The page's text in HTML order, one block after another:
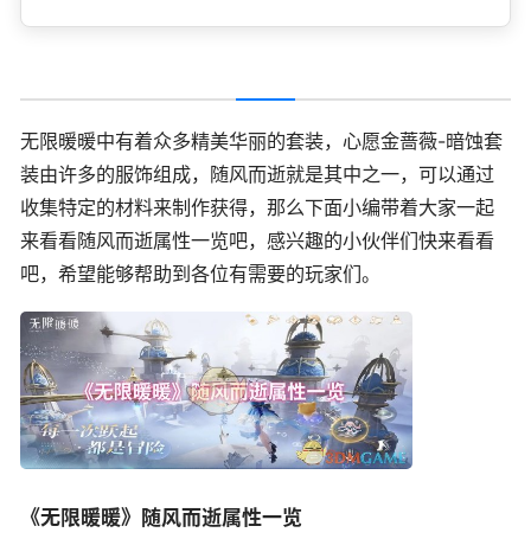
无限暖暖中有着众多精美华丽的套装，心愿金蔷薇-暗蚀套
装由许多的服饰组成，随风而逝就是其中之一，可以通过
收集特定的材料来制作获得，那么下面小编带着大家一起
来看看随风而逝属性一览吧，感兴趣的小伙伴们快来看看
吧，希望能够帮助到各位有需要的玩家们。
《无限暖暖》随风而逝属性一览